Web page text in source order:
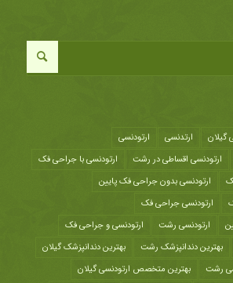
ارتدنسی
ارتودنسی
ارتودنسی اقساطی در رشت
ارتودنسی با جراحی فک
ارتودنسی بدون جراحی فک پایین
ارتودنسی جراحی فک
ارتودنسی رشت
ارتودنسی و جراحی فک
بهترین دندانپزشک رشت
بهترین دندانپزشک گیلان
رشت
بهترین متخصص ارتودنسی گیلان